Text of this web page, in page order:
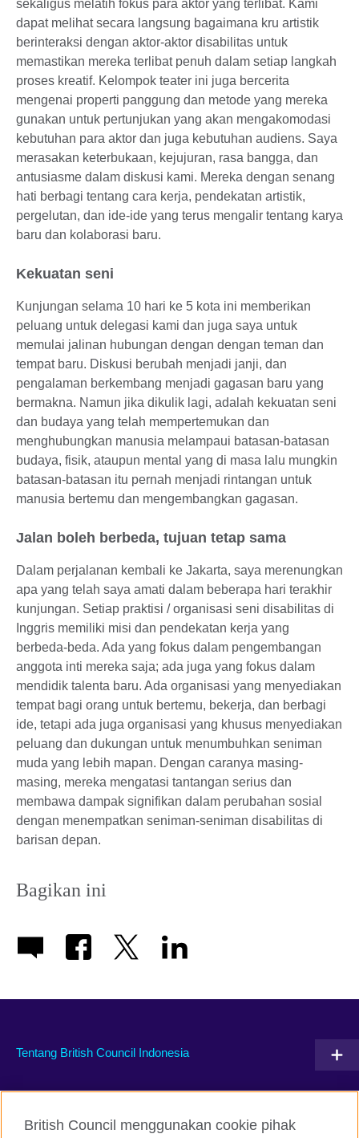
sekaligus melatih fokus para aktor yang terlibat. Kami
dapat melihat secara langsung bagaimana kru artistik
berinteraksi dengan aktor-aktor disabilitas untuk
memastikan mereka terlibat penuh dalam setiap langkah
proses kreatif. Kelompok teater ini juga bercerita
mengenai properti panggung dan metode yang mereka
gunakan untuk pertunjukan yang akan mengakomodasi
kebutuhan para aktor dan juga kebutuhan audiens. Saya
merasakan keterbukaan, kejujuran, rasa bangga, dan
antusiasme dalam diskusi kami. Mereka dengan senang
hati berbagi tentang cara kerja, pendekatan artistik,
pergelutan, dan ide-ide yang terus mengalir tentang karya
baru dan kolaborasi baru.
Kekuatan seni
Kunjungan selama 10 hari ke 5 kota ini memberikan
peluang untuk delegasi kami dan juga saya untuk
memulai jalinan hubungan dengan dengan teman dan
tempat baru. Diskusi berubah menjadi janji, dan
pengalaman berkembang menjadi gagasan baru yang
bermakna. Namun jika dikulik lagi, adalah kekuatan seni
dan budaya yang telah mempertemukan dan
menghubungkan manusia melampaui batasan-batasan
budaya, fisik, ataupun mental yang di masa lalu mungkin
batasan-batasan itu pernah menjadi rintangan untuk
manusia bertemu dan mengembangkan gagasan.
Jalan boleh berbeda, tujuan tetap sama
Dalam perjalanan kembali ke Jakarta, saya merenungkan
apa yang telah saya amati dalam beberapa hari terakhir
kunjungan. Setiap praktisi / organisasi seni disabilitas di
Inggris memiliki misi dan pendekatan kerja yang
berbeda-beda. Ada yang fokus dalam pengembangan
anggota inti mereka saja; ada juga yang fokus dalam
mendidik talenta baru. Ada organisasi yang menyediakan
tempat bagi orang untuk bertemu, bekerja, dan berbagi
ide, tetapi ada juga organisasi yang khusus menyediakan
peluang dan dukungan untuk menumbuhkan seniman
muda yang lebih mapan. Dengan caranya masing-
masing, mereka mengatasi tantangan serius dan
membawa dampak signifikan dalam perubahan sosial
dengan menempatkan seniman-seniman disabilitas di
barisan depan.
Bagikan ini
Tentang British Council Indonesia
British Council menggunakan cookie pihak